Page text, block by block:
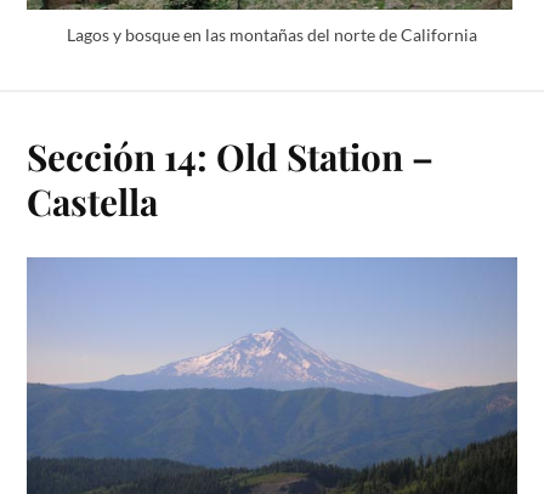
Lagos y bosque en las montañas del norte de California
Sección 14: Old Station –
Castella